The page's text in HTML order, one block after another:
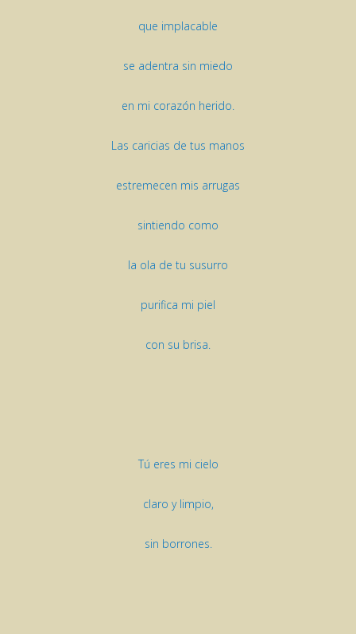
que implacable
se adentra sin miedo
en mi corazón herido.
Las caricias de tus manos
estremecen mis arrugas
sintiendo como
la ola de tu susurro
purifica mi piel
con su brisa.
Tú eres mi cielo
claro y limpio,
sin borrones.